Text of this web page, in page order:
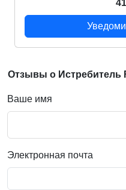
Отзывы о Истребитель
Ваше имя
Электронная почта